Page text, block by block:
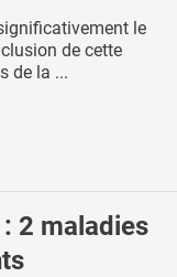
le
de cette
de la ...
: 2 maladies